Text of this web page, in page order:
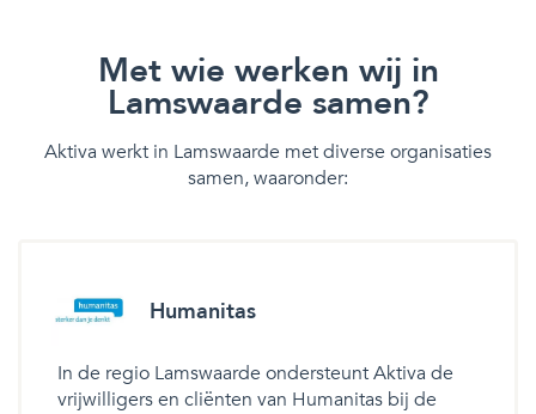
Met wie werken wij in
Lamswaarde samen?
Aktiva werkt in Lamswaarde met diverse organisaties
samen, waaronder:
Humanitas
In de regio Lamswaarde ondersteunt Aktiva de
vrijwilligers en cliënten van Humanitas bij de